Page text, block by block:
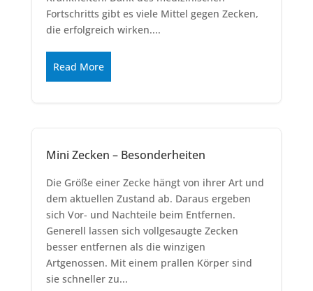
Fortschritts gibt es viele Mittel gegen Zecken,
die erfolgreich wirken....
Read More
Mini Zecken – Besonderheiten
Die Größe einer Zecke hängt von ihrer Art und
dem aktuellen Zustand ab. Daraus ergeben
sich Vor- und Nachteile beim Entfernen.
Generell lassen sich vollgesaugte Zecken
besser entfernen als die winzigen
Artgenossen. Mit einem prallen Körper sind
sie schneller zu...